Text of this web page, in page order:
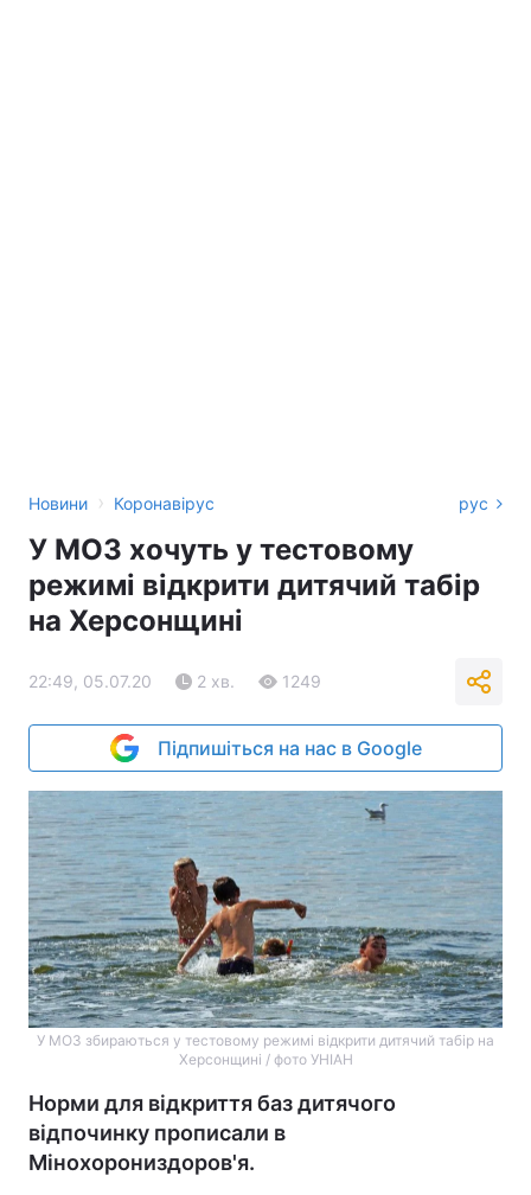
Новини › Коронавірус рус
У МОЗ хочуть у тестовому
режимі відкрити дитячий табір
на Херсонщині
22:49, 05.07.20 2 хв. 1249
Підпишіться на нас в Google
У МОЗ збираються у тестовому режимі відкрити дитячий табір на
Херсонщині / фото УНІАН
Норми для відкриття баз дитячого
відпочинку прописали в
Мінохорониздоров'я.